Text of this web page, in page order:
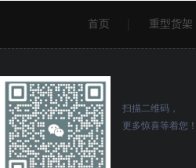
首页 重型货架
扫描二维码，
更多惊喜等着您！